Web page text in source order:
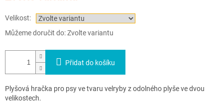
Velikost:
Můžeme doručit do:Zvolte variantu
Přidat do košíku
Plyšová hračka pro psy ve tvaru velryby z odolného plyše ve dvou
velikostech.